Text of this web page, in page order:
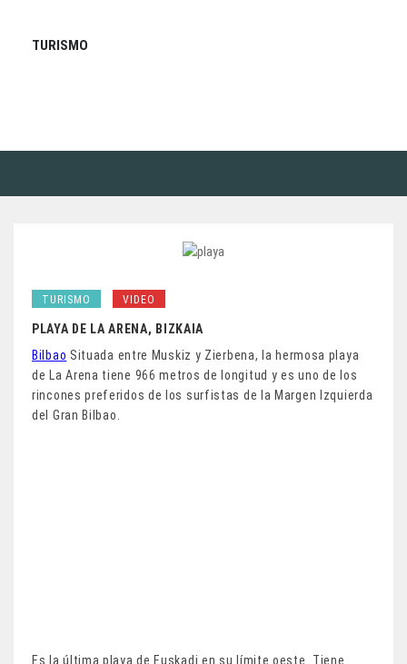
TURISMO
TURISMO VIDEO
PLAYA DE LA ARENA, BIZKAIA
Bilbao Situada entre Muskiz y Zierbena, la hermosa playa
de La Arena tiene 966 metros de longitud y es uno de los
rincones preferidos de los surfistas de la Margen Izquierda
del Gran Bilbao.
Es la última playa de Euskadi en su límite oeste. Tiene